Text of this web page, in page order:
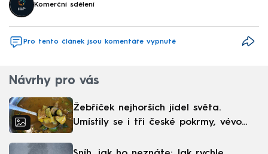
Komerční sdělení
Pro tento článek jsou komentáře vypnuté
Návrhy pro vás
Žebříček nejhorších jídel světa.
Umístily se i tři české pokrmy, vévodí